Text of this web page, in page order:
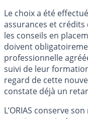
Le choix a été
assurances et
les conseils en
doivent
professionnelle
suivi de leur
regard de cette
constate déjà un
L’ORIAS conserve